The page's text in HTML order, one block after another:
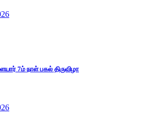
7ம் நாள் பகல் திருவிழா